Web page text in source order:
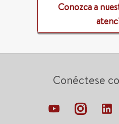
Conozca a
Conéctese